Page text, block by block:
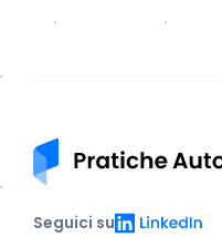
LinkedIn
Seguici su